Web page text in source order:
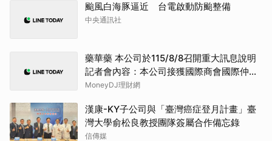
颱風白海豚逼近 台電啟動防颱整備
中央通訊社
藥華藥 本公司於115/8/8召開重大訊息說明
記者會內容：本公司接獲國際商會國際仲裁
院之第二階段「部分仲裁判斷」
MoneyDJ理財網
漢康-KY子公司與「臺灣癌症登月計畫」臺
灣大學俞松良教授團隊簽屬合作備忘錄
信傳媒